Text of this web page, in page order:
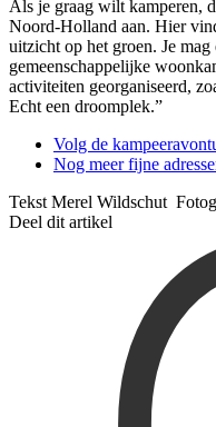
Als je graag wilt kamperen,
Noord-Holland aan. Hier
uitzicht op het groen. Je
gemeenschappelijke
activiteiten georganiseerd,
Echt een droomplek.”
Volg de
Nog meer fijne
Tekst Merel Wildschut
Deel dit artikel